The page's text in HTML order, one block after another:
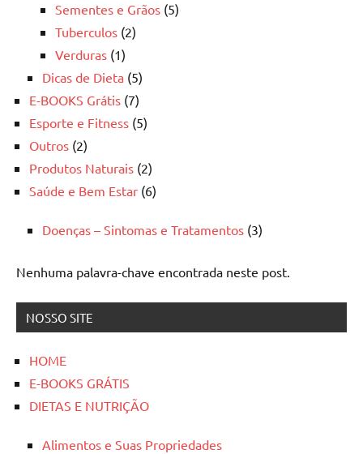
Sementes e Grãos (5)
Tuberculos (2)
Verduras (1)
Dicas de Dieta (5)
E-BOOKS Grátis (7)
Esporte e Fitness (5)
Outros (2)
Produtos Naturais (2)
Saúde e Bem Estar (6)
Doenças – Sintomas e Tratamentos (3)
Nenhuma palavra-chave encontrada neste post.
NOSSO SITE
HOME
E-BOOKS GRÁTIS
DIETAS E NUTRIÇÃO
Alimentos e Suas Propriedades